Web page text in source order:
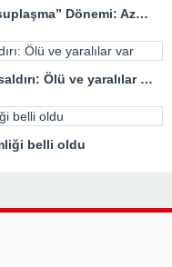
Türkiye PV Pazarında “Saatlik Mahsuplaşma” Dönemi: Azalan Yatırım Getirisini (ROI) C&I Enerji Depolama Nasıl Kurtarıyor?
İsrail, Filistinlilerin sığındığı okula saldırı: Ölü ve yaralılar var
belli oldu